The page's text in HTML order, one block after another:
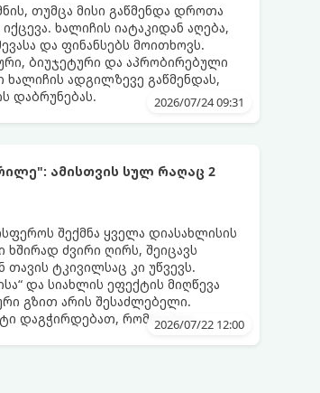
თუმცა მისი გაწმენდა დროთა
ხალიჩის იატაკიდან აღება,
და ფინანსებს მოითხოვს.
ბიუჯეტური და აპრობირებული
ადგილზევე გაწმენდას,
დაბრუნებას.
2026/07/24 09:31
ამისთვის სულ რაღაც 2
შექმნა ყველა დიასახლისის
ხშირად ძვირი ღირს, შეიცავს
ტკივილსაც კი უწვევს.
და სიახლის ეფექტის მიღწევა
გზით არის შესაძლებელი.
დაგჭირდებათ, რომლებიც2026/07/22 12:00